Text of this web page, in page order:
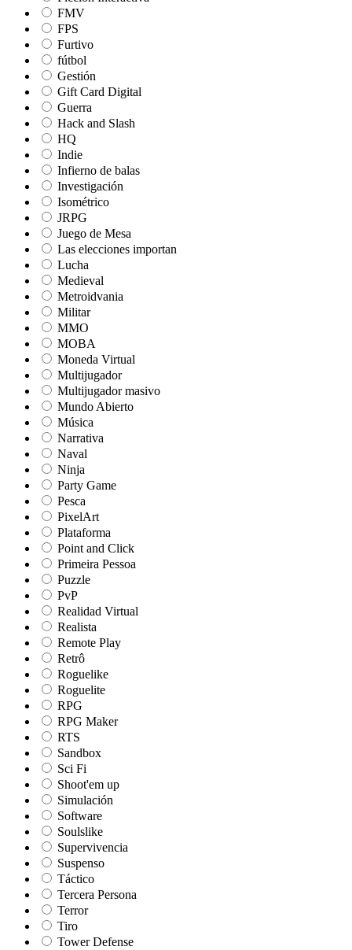
FMV
FPS
Furtivo
fútbol
Gestión
Gift Card Digital
Guerra
Hack and Slash
HQ
Indie
Infierno de balas
Investigación
Isométrico
JRPG
Juego de Mesa
Las elecciones importan
Lucha
Medieval
Metroidvania
Militar
MMO
MOBA
Moneda Virtual
Multijugador
Multijugador masivo
Mundo Abierto
Música
Narrativa
Naval
Ninja
Party Game
Pesca
PixelArt
Plataforma
Point and Click
Primeira Pessoa
Puzzle
PvP
Realidad Virtual
Realista
Remote Play
Retrô
Roguelike
Roguelite
RPG
RPG Maker
RTS
Sandbox
Sci Fi
Shoot'em up
Simulación
Software
Soulslike
Supervivencia
Suspenso
Táctico
Tercera Persona
Terror
Tiro
Tower Defense